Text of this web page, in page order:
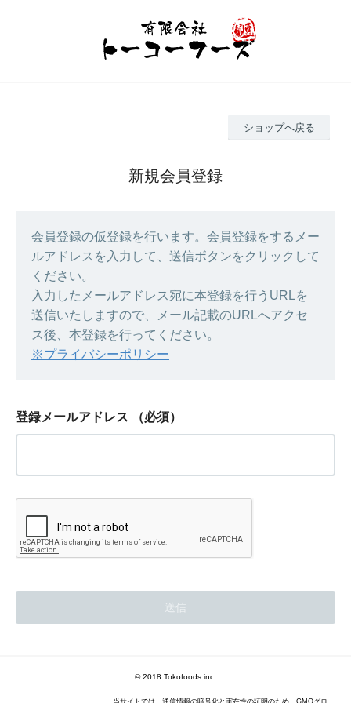
ショップへ戻る
新規会員登録
会員登録の仮登録を行います。会員登録をするメー
ルアドレスを入力して、送信ボタンをクリックして
ください。
入力したメールアドレス宛に本登録を行うURLを
送信いたしますので、メール記載のURLへアクセ
ス後、本登録を行ってください。
※プライバシーポリシー
登録メールアドレス （必須）
© 2018 Tokofoods inc.
当サイトでは、通信情報の暗号化と実在性の証明のため、GMOグロ